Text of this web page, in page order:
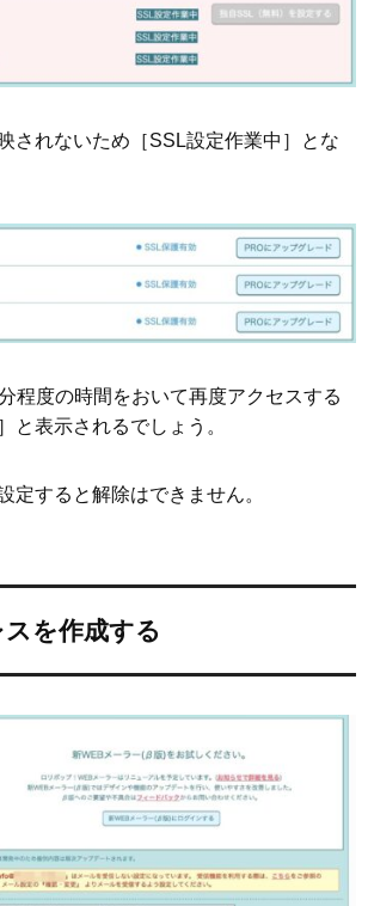
されないため［SSL設定作業中］とな
程度の時間をおいて再度アクセスする
と表示されるでしょう。
定すると解除はできません。
を作成する